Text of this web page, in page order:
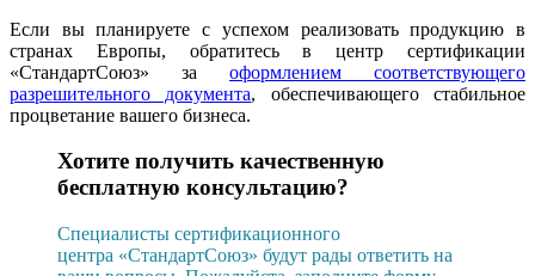
Если вы планируете с успехом реализовать продукцию в
странах Европы, обратитесь в центр сертификации
«СтандартСоюз» за оформлением соответствующего
разрешительного документа, обеспечивающего стабильное
процветание вашего бизнеса.
Хотите получить качественную
бесплатную консультацию?
Специалисты сертификационного
центра «СтандартСоюз» будут рады ответить на